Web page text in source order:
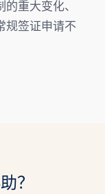
重大变化、
规签证申请不
？